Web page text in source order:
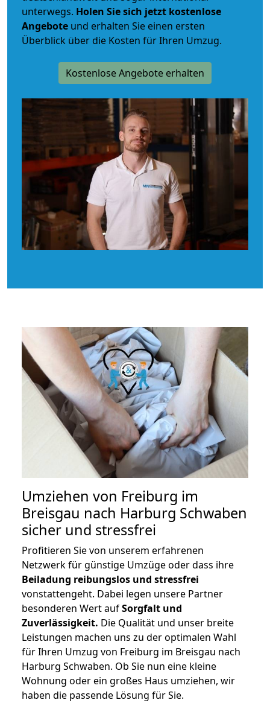
unterwegs. Holen Sie sich jetzt kostenlose
Angebote und erhalten Sie einen ersten
Überblick über die Kosten für Ihren Umzug.
Kostenlose Angebote erhalten
Umziehen von Freiburg im
Breisgau nach Harburg Schwaben
sicher und stressfrei
Profitieren Sie von unserem erfahrenen
Netzwerk für günstige Umzüge oder dass ihre
Beiladung reibungslos und stressfrei
vonstattengeht. Dabei legen unsere Partner
besonderen Wert aufSorgfalt und
Zuverlässigkeit. Die Qualität und unser breite
Leistungen machen uns zu der optimalen Wahl
für Ihren Umzug von Freiburg im Breisgau nach
Harburg Schwaben. Ob Sie nun eine kleine
Wohnung oder ein großes Haus umziehen, wir
haben die passende Lösung für Sie.